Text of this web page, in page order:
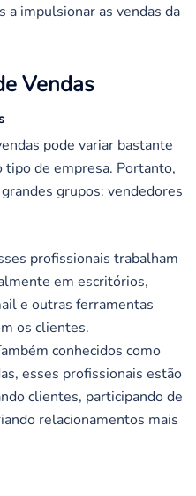
a impulsionar as vendas da
Vendas
pode variar bastante
tipo de empresa. Portanto,
grupos: vendedores
profissionais trabalham
em escritórios,
e outras ferramentas
os clientes.
conhecidos como
esses profissionais estão
clientes, participando de
relacionamentos mais